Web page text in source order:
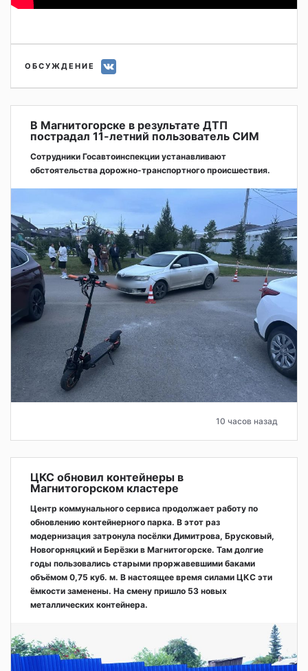
ОБСУЖДЕНИЕ
В Магнитогорске в результате ДТП
пострадал 11-летний пользователь СИМ
Сотрудники Госавтоинспекции устанавливают
обстоятельства дорожно-транспортного происшествия.
10 часов назад
ЦКС обновил контейнеры в
Магнитогорском кластере
Центр коммунального сервиса продолжает работу по
обновлению контейнерного парка. В этот раз
модернизация затронула посёлки Димитрова, Брусковый,
Новогорняцкий и Берёзки в Магнитогорске. Там долгие
годы пользовались старыми проржавевшими баками
объёмом 0,75 куб. м. В настоящее время силами ЦКС эти
ёмкости заменены. На смену пришло 53 новых
металлических контейнера.